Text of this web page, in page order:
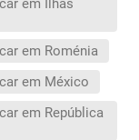
em Ilhas
em Roménia
em México
em República